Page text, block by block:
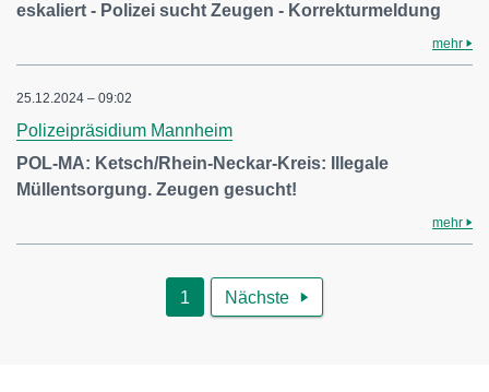
eskaliert - Polizei sucht Zeugen - Korrekturmeldung
mehr
25.12.2024 – 09:02
Polizeipräsidium Mannheim
POL-MA: Ketsch/Rhein-Neckar-Kreis: Illegale
Müllentsorgung. Zeugen gesucht!
mehr
1 Nächste 